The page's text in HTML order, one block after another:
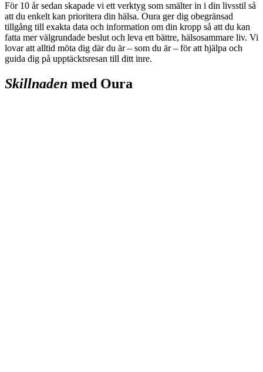
För 10 år sedan skapade vi ett verktyg som smälter in i din livsstil så
att du enkelt kan prioritera din hälsa. Oura ger dig obegränsad
tillgång till exakta data och information om din kropp så att du kan
fatta mer välgrundade beslut och leva ett bättre, hälsosammare liv. Vi
lovar att alltid möta dig där du är – som du är – för att hjälpa och
guida dig på upptäcktsresan till ditt inre.
Skillnaden med Oura